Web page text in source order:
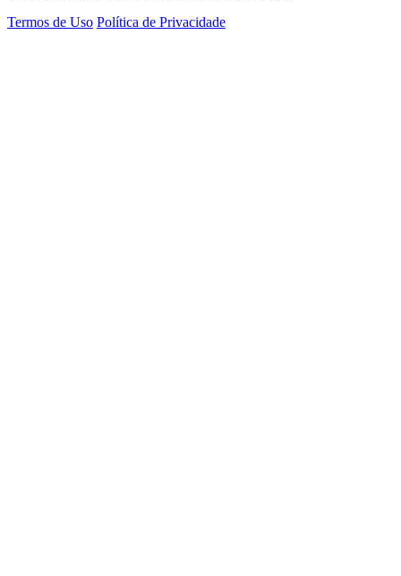
Termos de Uso Política de Privacidade